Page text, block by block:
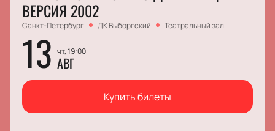
ВЕРСИЯ 2002
Санкт-Петербург ДК Выборгский Театральный зал
13 чт, 19:00
АВГ
Купить билеты